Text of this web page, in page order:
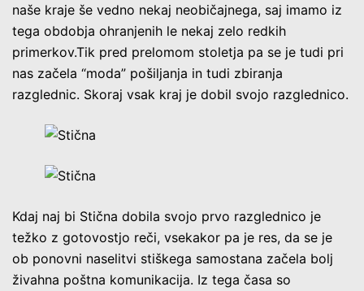
naše kraje še vedno nekaj neobičajnega, saj imamo iz
tega obdobja ohranjenih le nekaj zelo redkih
primerkov.Tik pred prelomom stoletja pa se je tudi pri
nas začela “moda” pošiljanja in tudi zbiranja
razglednic. Skoraj vsak kraj je dobil svojo razglednico.
Kdaj naj bi Stična dobila svojo prvo razglednico je
težko z gotovostjo reči, vsekakor pa je res, da se je
ob ponovni naselitvi stiškega samostana začela bolj
živahna poštna komunikacija. Iz tega časa so